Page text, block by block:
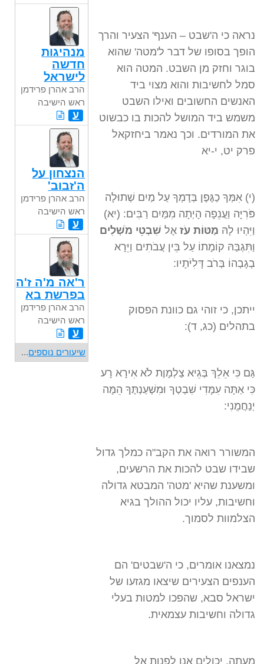
נראה כי ה'שבט – הענף' הצעיר והרך
הופך בסופו של דבר ל'מטה' שהוא
בוגר וחזק מן השבט. המטה הוא
סמל לחשיבות והוא מצוי ביד
האנשים החשובים ואילו השבט
משמש ביד המושל להכות בו כבשוט
את המורדים. וכך נאמר ביחזקאל
פרק יט, י-יא
(י) אִמְּךָ כַגֶּפֶן בְּדָמְךָ עַל מַיִם שְׁתוּלָה
פֹּרִיָּה וַעֲנֵפָה הָיְתָה מִמַּיִם רַבִּים: (יא)
וַיִּהְיוּ לָהּ מַטּוֹת עֹז אֶל שִׁבְטֵי מֹשְׁלִים
וַתִּגְבַּהּ קוֹמָתוֹ עַל בֵּין עֲבֹתִים וַיֵּרָא
בְגָבְהוֹ בְּרֹב דָּלִיֹּתָיו:
ייתכן, כי זוהי גם כוונת הפסוק
בתהלים (כג, ד):
גַּם כִּי אֵלֵךְ בְּגֵיא צַלְמָוֶת לֹא אִירָא רָע
כִּי אַתָּה עִמָּדִי שִׁבְטְךָ וּמִשְׁעַנְתֶּךָ הֵמָּה
יְנַחֲמֻנִי:
המשורר רואה את הקב"ה כמלך גדול
שבידו שבט להכות את הרשעים,
ומשענת שהיא 'מטה' המבטא גדולה
וחשיבות, עליו יכול ההולך בגיא
הצלמוות לסמוך.
נמצאנו אומרים, כי ה'שבטים' הם
הענפים הצעירים שיצאו מגזעו של
ישראל סבא, שהפכו למטות בעלי
גדולה וחשיבות עצמאית.
מעתה, יכולים אנו לפנות אל
מנהיגות
חדשה
לישראל
הרב אהרן פרידמן
ראש הישיבה
ע
הנצחון על
ה'זבוב'
הרב אהרן פרידמן
ראש הישיבה
ע
ר'אה מ'ה ז'ה
בפרשת בא
הרב אהרן פרידמן
ראש הישיבה
ע
שיעורים נוספים...